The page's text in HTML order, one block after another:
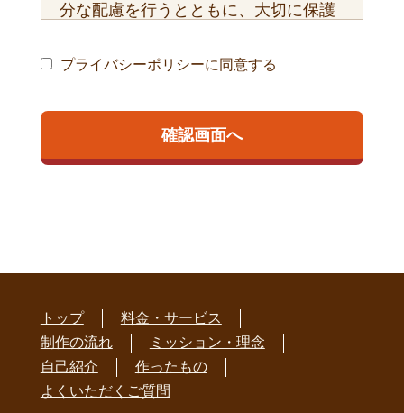
分な配慮を行うとともに、大切に保護
ります。
a) お客様のご要望に合わせたサービス
をご提供するための各種ご連絡。
b) お問い合わせいただいたご質問への
なく委託業者も監督します。
国内外を問わず、ご本人の同意を得ずに第三者に
情報を提供しません。
ご本人からの求めに応じ情報を開示します。
公開された個人情報が事実と異なる場合、訂正や
削除に応じます。
個人情報の取り扱いに関する苦情に対し、適切・
プライバシーポリシーに同意する
トップ
料金・サービス
制作の流れ
ミッション・理念
自己紹介
作ったもの
よくいただくご質問